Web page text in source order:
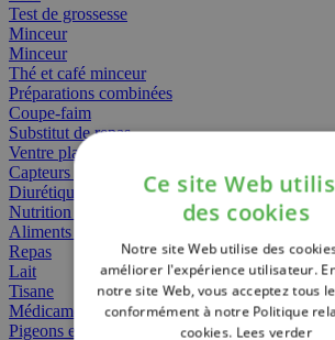
Test de grossesse
Minceur
Minceur
Thé et café minceur
Préparations combinées
Coupe-faim
Substitut de repas
Ventre plat
Capteurs gras
Diurétiques
Nutrition spécifique
Aliments Bébé
Repas
Lait
Tisane
Médicament
Pigeons et oiseaux
Ce site Web
des cookies
Notre site Web utilise des
améliorer l'expérience utilisateur.
notre site Web, vous acceptez tous
conformément à notre Politique
cookies. Lees verder